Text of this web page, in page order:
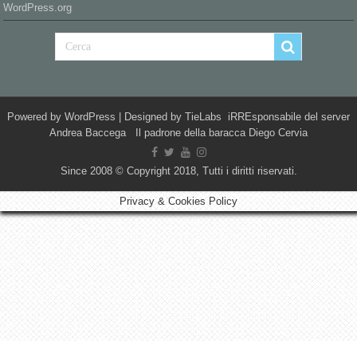
WordPress.org
Powered by WordPress | Designed by TieLabs iRREsponsabile del server
Andrea Baccega Il padrone della baracca Diego Cervia
Since 2008 © Copyright 2018, Tutti i diritti riservati.
Privacy & Cookies Policy